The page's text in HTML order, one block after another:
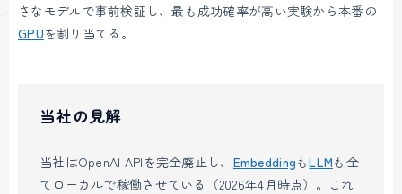
さなモデルで事前検証し、最も成功確率が高い実験から本番の
GPUを割り当てる。
当社の見解
当社はOpenAI APIを完全廃止し、 EmbeddingもLLMも全
てローカルで稼働させている（2026年4月時点）。これ